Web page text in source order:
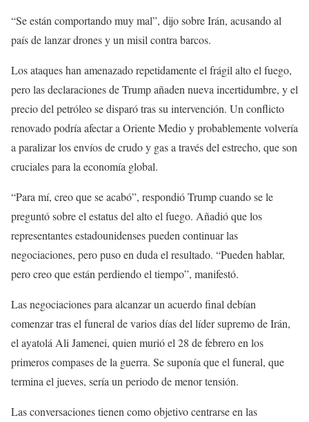
“Se están comportando muy mal”, dijo sobre Irán, acusando al
país de lanzar drones y un misil contra barcos.
Los ataques han amenazado repetidamente el frágil alto el fuego,
pero las declaraciones de Trump añaden nueva incertidumbre, y el
precio del petróleo se disparó tras su intervención. Un conflicto
renovado podría afectar a Oriente Medio y probablemente volvería
a paralizar los envíos de crudo y gas a través del estrecho, que son
cruciales para la economía global.
“Para mí, creo que se acabó”, respondió Trump cuando se le
preguntó sobre el estatus del alto el fuego. Añadió que los
representantes estadounidenses pueden continuar las
negociaciones, pero puso en duda el resultado. “Pueden hablar,
pero creo que están perdiendo el tiempo”, manifestó.
Las negociaciones para alcanzar un acuerdo final debían
comenzar tras el funeral de varios días del líder supremo de Irán,
el ayatolá Ali Jamenei, quien murió el 28 de febrero en los
primeros compases de la guerra. Se suponía que el funeral, que
termina el jueves, sería un periodo de menor tensión.
Las conversaciones tienen como objetivo centrarse en las